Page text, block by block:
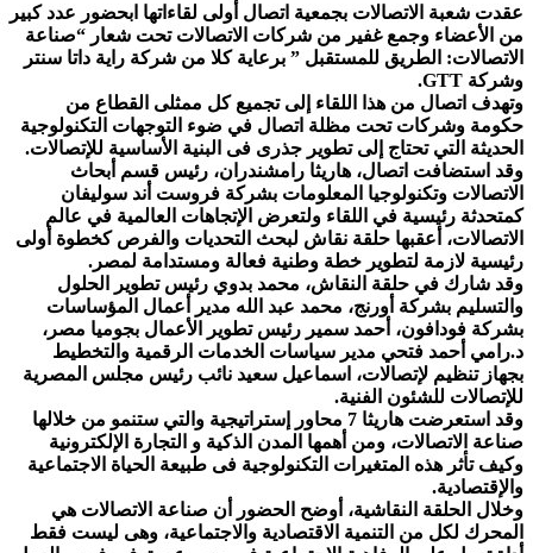
عقدت شعبة الاتصالات بجمعية اتصال أولى لقاءاتها ابحضور عدد كبير
من الأعضاء وجمع غفير من شركات الاتصالات تحت شعار “صناعة
الاتصالات: الطريق للمستقبل ” برعاية كلا من شركة راية داتا سنتر
وشركة GTT.
وتهدف اتصال من هذا اللقاء إلى تجميع كل ممثلى القطاع من
حكومة وشركات تحت مظلة اتصال في ضوء التوجهات التكنولوجية
الحديثة التي تحتاج إلى تطوير جذرى فى البنية الأساسية للإتصالات.
وقد استضافت اتصال، هاريثا رامشندران، رئيس قسم أبحاث
الاتصالات وتكنولوجيا المعلومات بشركة فروست أند سوليفان
كمتحدثة رئيسية في اللقاء ولتعرض الإتجاهات العالمية في عالم
الاتصالات، أعقبها حلقة نقاش لبحث التحديات والفرص كخطوة أولى
رئيسية لازمة لتطوير خطة وطنية فعالة ومستدامة لمصر.
وقد شارك في حلقة النقاش، محمد بدوي رئيس تطوير الحلول
والتسليم بشركة أورنج، محمد عبد الله مدير أعمال المؤساسات
بشركة فودافون، أحمد سمير رئيس تطوير الأعمال بجوميا مصر،
د.رامي أحمد فتحي مدير سياسات الخدمات الرقمية والتخطيط
بجهاز تنظيم لإتصالات، اسماعيل سعيد نائب رئيس مجلس المصرية
للإتصالات للشئون الفنية.
وقد استعرضت هاريثا 7 محاور إستراتيجية والتي ستنمو من خلالها
صناعة الاتصالات، ومن أهمها المدن الذكية و التجارة الإلكترونية
وكيف تأثر هذه المتغيرات التكنولوجية فى طبيعة الحياة الاجتماعية
والإقتصادية.
وخلال الحلقة النقاشية، أوضح الحضور أن صناعة الاتصالات هي
المحرك لكل من التنمية الاقتصادية والاجتماعية، وهى ليست فقط